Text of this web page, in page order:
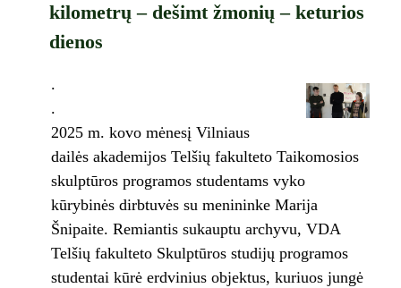
kilometrų – dešimt žmonių – keturios
dienos
.
.
2025 m. kovo mėnesį Vilniaus
dailės akademijos Telšių fakulteto Taikomosios
skulptūros programos studentams vyko
kūrybinės dirbtuvės su menininke Marija
Šnipaite. Remiantis sukauptu archyvu, VDA
Telšių fakulteto Skulptūros studijų programos
studentai kūrė erdvinius objektus, kuriuos jungė